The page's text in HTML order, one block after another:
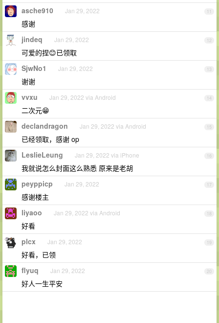
11
asche910 Jan 29, 2022
感谢
12
jindeq Jan 29, 2022
可爱的捏😊已领取
13
SjwNo1 Jan 29, 2022
谢谢
14
vvxu Jan 29, 2022 via Android
二次元😁
15
declandragon Jan 29, 2022 via Android
已经领取，感谢 op
16
LeslieLeung Jan 29, 2022 via iPhone
我就说怎么封面这么熟悉 原来是老胡
17
peyppicp Jan 29, 2022
感谢楼主
18
liyaoo Jan 29, 2022 via Android
好看
19
plcx Jan 29, 2022
好看，已领
20
flyuq Jan 29, 2022
好人一生平安